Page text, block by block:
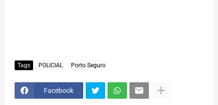
Tags POLICIAL Porto Seguro
Facebook